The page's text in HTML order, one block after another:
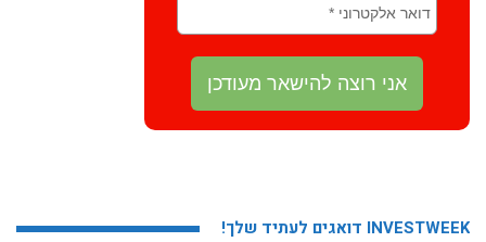
INVESTWEEK דואגים לעתיד שלך!